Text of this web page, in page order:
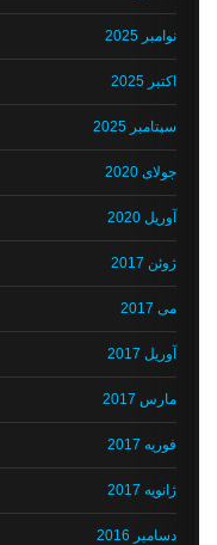
نوامبر 2025
اکتبر 2025
سپتامبر 2025
جولای 2020
آوریل 2020
ژوئن 2017
می 2017
آوریل 2017
مارس 2017
فوریه 2017
ژانویه 2017
دسامبر 2016